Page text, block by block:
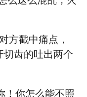
方戳中痛点，
切齿的吐出两个
！你怎么能不照